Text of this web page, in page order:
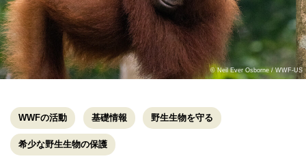
© Neil Ever Osborne / WWF-US
WWFの活動 基礎情報 野生生物を守る
希少な野生生物の保護